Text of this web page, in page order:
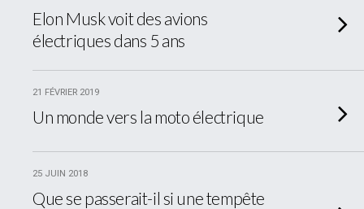
Elon Musk voit des avions
électriques dans 5 ans
21 FÉVRIER 2019
Un monde vers la moto électrique
25 JUIN 2018
Que se passerait-il si une tempête